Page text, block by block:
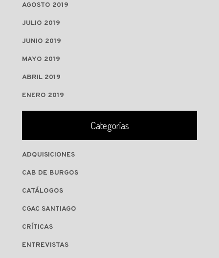
AGOSTO 2019
JULIO 2019
JUNIO 2019
MAYO 2019
ABRIL 2019
ENERO 2019
Categorías
ADQUISICIONES
CAB DE BURGOS
CATÁLOGOS
CGAC SANTIAGO
CRÍTICAS
ENTREVISTAS